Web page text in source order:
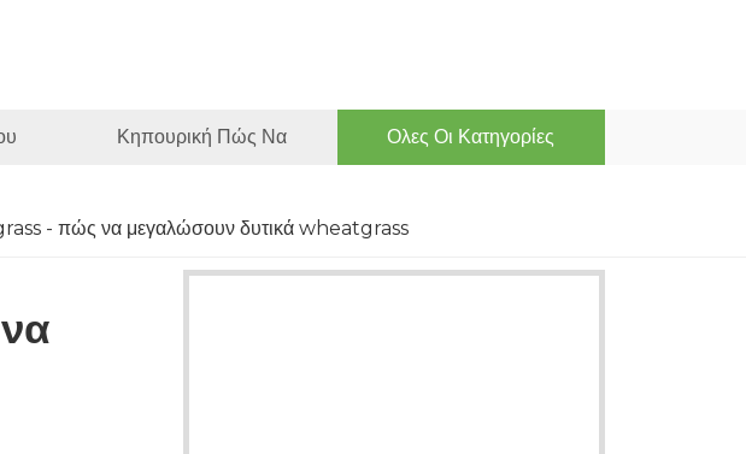
Κηπουρική Πώς Να Ολες Οι Κατηγορίες
- πώς να μεγαλώσουν δυτικά wheatgrass